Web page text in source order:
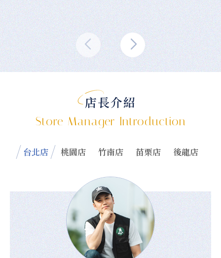
店長介紹
Store Manager Introduction
台北店 桃園店 竹南店 苗栗店 後龍店